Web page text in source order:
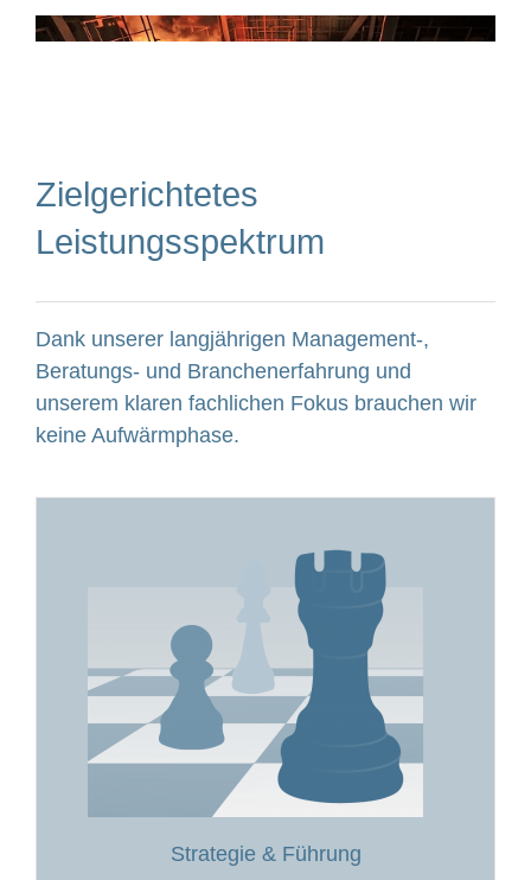
Zielgerichtetes
Leistungsspektrum
Dank unserer langjährigen Management-,
Beratungs- und Branchenerfahrung und
unserem klaren fachlichen Fokus brauchen wir
keine Aufwärmphase.
Strategie & Führung